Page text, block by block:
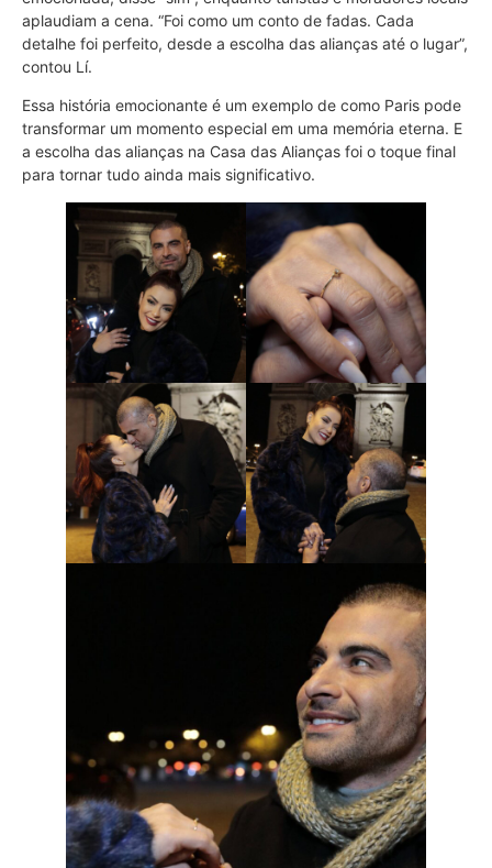
aplaudiam a cena. “Foi como um conto de fadas. Cada
detalhe foi perfeito, desde a escolha das alianças até o lugar”,
contou Lí.
Essa história emocionante é um exemplo de como Paris pode
transformar um momento especial em uma memória eterna. E
a escolha das alianças na Casa das Alianças foi o toque final
para tornar tudo ainda mais significativo.